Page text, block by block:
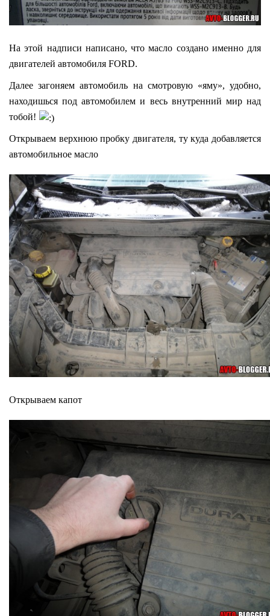
На этой надписи написано, что масло создано именно для
двигателей автомобиля FORD.
Далее загоняем автомобиль на смотровую «яму», удобно,
находишься под автомобилем и весь внутренний мир над
тобой!
Открываем верхнюю пробку двигателя, ту куда добавляется
автомобильное масло
Открываем капот